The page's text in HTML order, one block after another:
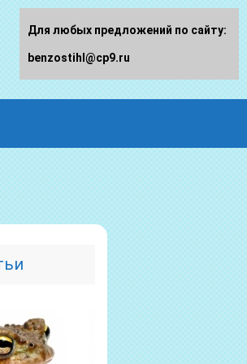
Для любых предложений по сайту:
benzostihl@cp9.ru